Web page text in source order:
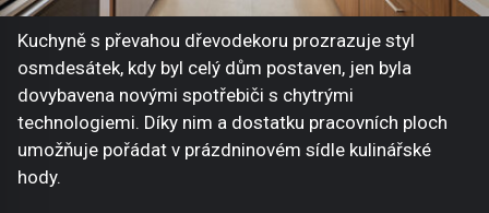
Kuchyně s převahou dřevodekoru prozrazuje styl
osmdesátek, kdy byl celý dům postaven, jen byla
dovybavena novými spotřebiči s chytrými
technologiemi. Díky nim a dostatku pracovních ploch
umožňuje pořádat v prázdninovém sídle kulinářské
hody.